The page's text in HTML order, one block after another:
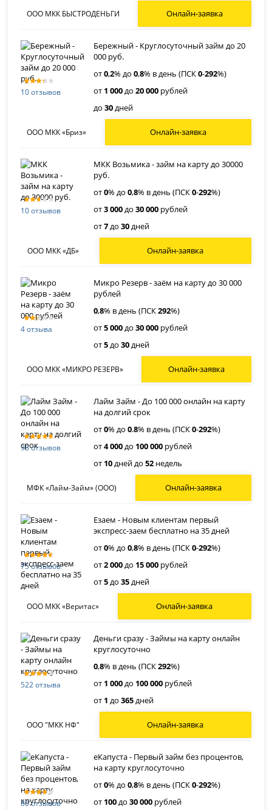
ООО МКК БЫСТРОДЕНЬГИ Онлайн-заявка
10 отзывов
Бережный - Круглосуточный займ до 20
000 руб.
от0,2% до0,8% в день (ПСК0-292%)
от 1 000до20 000 рублей
до30дней
ООО МКК «Бриз» Онлайн-заявка
10 отзывов
МКК Возьмика - займ на карту до 30000
руб.
от0% до0,8% в день (ПСК0-292%)
от3 000до30 000 рублей
от7до30дней
ООО МКК «ДБ» Онлайн-заявка
4 отзыва
Микро Резерв - заём на карту до 30 000
рублей
0,8% в день (ПСК292%)
от5 000до30 000 рублей
от5до30дней
ООО МКК «МИКРО РЕЗЕРВ» Онлайн-заявка
98 отзывов
Лайм Займ - До 100 000 онлайн на карту
на долгий срок
от0% до0.8% в день (ПСК0-292%)
от4 000до 100 000 рублей
от 10дней до52 недель
МФК «Лайм-Займ» (ООО) Онлайн-заявка
75 отзывов
Езаем - Новым клиентам первый
экспресс-заем бесплатно на 35 дней
от0% до0,8% в день (ПСК0-292%)
от2 000до 15 000 рублей
от5до35дней
ООО МКК «Веритас» Онлайн-заявка
522 отзыва
Деньги сразу - Займы на карту онлайн
круглосуточно
0,8% в день (ПСК292%)
от 1 000до 100 000 рублей
от 1 до365дней
ООО "МКК НФ" Онлайн-заявка
80 отзывов
еКапуста - Первый займ без процентов,
на карту круглосуточно
от0% до0,8% в день (ПСК0-292%)
от 100до30 000 рублей